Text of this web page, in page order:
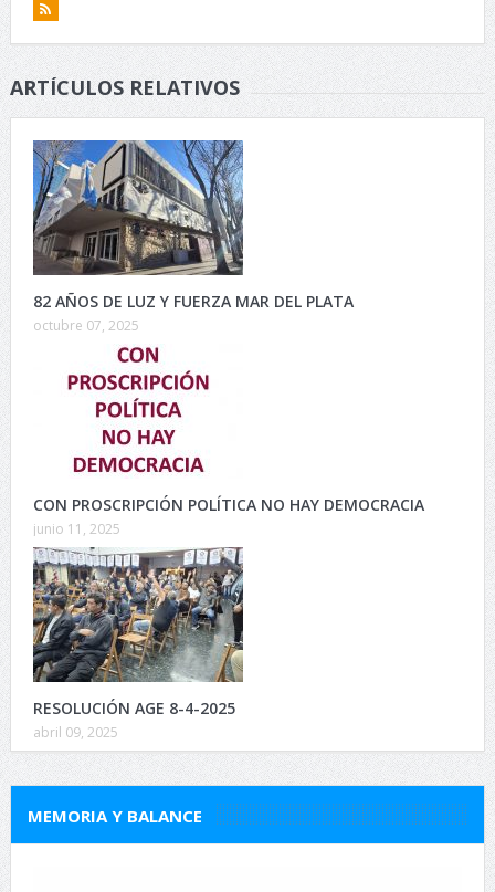
ARTÍCULOS RELATIVOS
82 AÑOS DE LUZ Y FUERZA MAR DEL PLATA
octubre 07, 2025
CON PROSCRIPCIÓN POLÍTICA NO HAY DEMOCRACIA
junio 11, 2025
RESOLUCIÓN AGE 8-4-2025
abril 09, 2025
MEMORIA Y BALANCE